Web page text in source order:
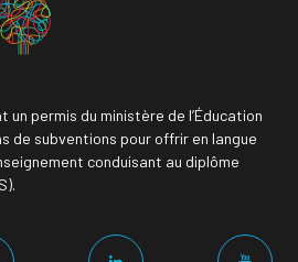
permis du ministère de l’Éducation
de subventions pour offrir en langue
conduisant au diplôme